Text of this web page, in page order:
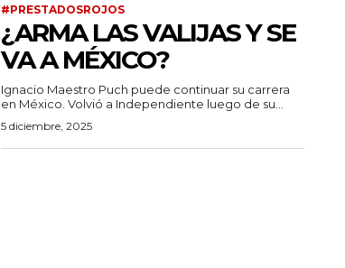
#PRESTADOSROJOS
¿ARMA LAS VALIJAS Y SE
VA A MÉXICO?
Ignacio Maestro Puch puede continuar su carrera
en México. Volvió a Independiente luego de su...
5 diciembre, 2025